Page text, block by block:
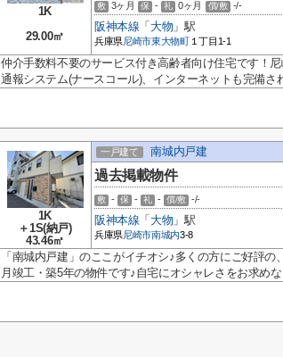
1K
29.00㎡
敷 3ヶ月 保 - 礼 0ヶ月 償/敷 -/-
阪神本線 「 大物 」駅
兵庫県尼崎市東大物町 １丁目1-1
仲介手数料不要のサービス付き高齢者向け住宅です！
通報システム(ナースコール)、インターネットも完備さ
1K
＋1S(納戸)
43.46㎡
一戸建て 南城内戸建
過去掲載物件
敷 - 保 - 礼 - 償/敷 -/-
阪神本線 「 大物 」駅
兵庫県尼崎市南城内3-8
「南城内戸建」のここがイチオシ♪多くの方にご好評
月竣工・築5年の物件です♪自宅にオシャレさをお求め